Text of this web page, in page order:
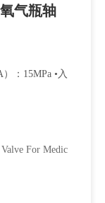
气瓶轴
：15MPa •入
For Medic